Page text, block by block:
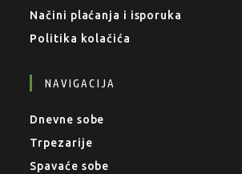
Načini plaćanja i isporuka
Politika kolačića
NAVIGACIJA
Dnevne sobe
Trpezarije
Spavaće sobe